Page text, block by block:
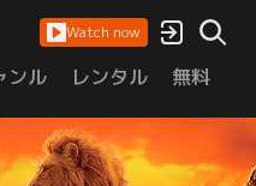
Watch now
ンル レンタル 無料